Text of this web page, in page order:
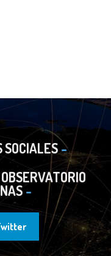
SOCIALES